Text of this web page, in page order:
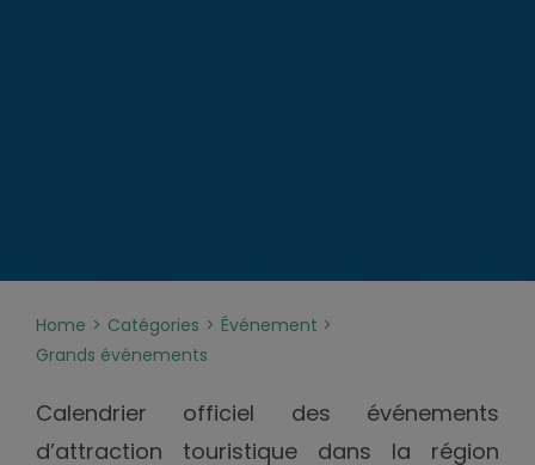
Home Catégories
Événement
Grands événements
Calendrier officiel des événements
d’attraction touristique dans la région